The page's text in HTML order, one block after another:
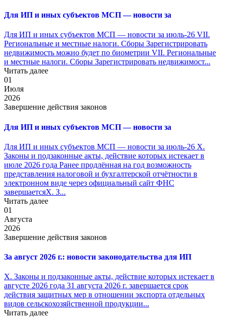
Для ИП и иных субъектов МСП — новости за
Для ИП и иных субъектов МСП — новости за июль-26 VII.
Региональные и местные налоги. Сборы Зарегистрировать
недвижимость можно будет по биометрии VII. Региональные
и местные налоги. Сборы Зарегистрировать недвижимост...
Читать далее
01
Июля
2026
Завершение действия законов
Для ИП и иных субъектов МСП — новости за
Для ИП и иных субъектов МСП — новости за июль-26 X.
Законы и подзаконные акты, действие которых истекает в
июле 2026 года Ранее продлённая на год возможность
представления налоговой и бухгалтерской отчётности в
электронном виде через официальный сайт ФНС
завершаетсяX. З...
Читать далее
01
Августа
2026
Завершение действия законов
За август 2026 г.: новости законодательства для ИП
X. Законы и подзаконные акты, действие которых истекает в
августе 2026 года 31 августа 2026 г. завершается срок
действия защитных мер в отношении экспорта отдельных
видов сельскохозяйственной продукции...
Читать далее